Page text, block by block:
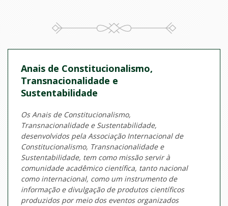
Anais de Constitucionalismo,
Transnacionalidade e
Sustentabilidade
Os Anais de Constitucionalismo,
Transnacionalidade e Sustentabilidade,
desenvolvidos pela Associação Internacional de
Constitucionalismo, Transnacionalidade e
Sustentabilidade, tem como missão servir à
comunidade acadêmico científica, tanto nacional
como internacional, como um instrumento de
informação e divulgação de produtos científicos
produzidos por meio dos eventos organizados